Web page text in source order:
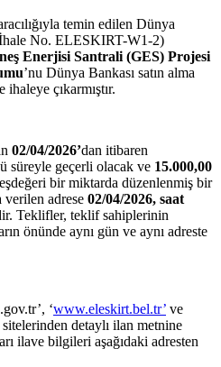
temin edilen Dünya
No. ELESKIRT-W1-2)
Enerjisi Santrali (GES) Projesi
’nu Dünya Bankası satın alma
ihaleye çıkarmıştır.
02/04/2026’dan itibaren
süreyle geçerli olacak ve 15.000,00
bir miktarda düzenlenmiş bir
verilen adrese 02/04/2026, saat
Teklifler, teklif sahiplerinin
önünde aynı gün ve aynı adreste
‘www.eleskirt.bel.tr’ ve
detaylı ilan metnine
ilave bilgileri aşağıdaki adresten